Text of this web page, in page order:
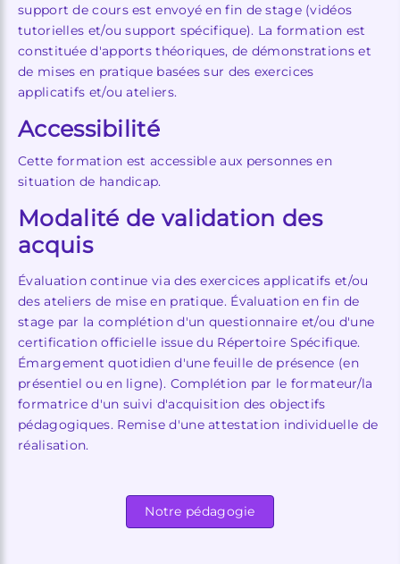
support de cours est envoyé en fin de stage (vidéos
tutorielles et/ou support spécifique). La formation est
constituée d'apports théoriques, de démonstrations et
de mises en pratique basées sur des exercices
applicatifs et/ou ateliers.
Accessibilité
Cette formation est accessible aux personnes en
situation de handicap.
Modalité de validation des
acquis
Évaluation continue via des exercices applicatifs et/ou
des ateliers de mise en pratique. Évaluation en fin de
stage par la complétion d'un questionnaire et/ou d'une
certification officielle issue du Répertoire Spécifique.
Émargement quotidien d'une feuille de présence (en
présentiel ou en ligne). Complétion par le formateur/la
formatrice d'un suivi d'acquisition des objectifs
pédagogiques. Remise d'une attestation individuelle de
réalisation.
Notre pédagogie